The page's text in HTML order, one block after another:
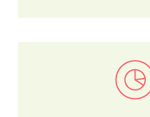
Bekijk in onze